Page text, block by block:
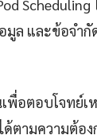
ล และข้อจำกั
พื่อตอบโจทย์เ
ามความต้อง